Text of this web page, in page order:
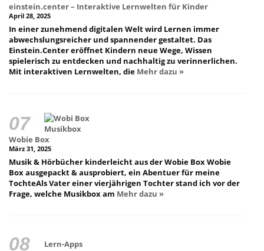
einstein.center – Interaktive Lernwelten für Kinder
April 28, 2025
In einer zunehmend digitalen Welt wird Lernen immer
abwechslungsreicher und spannender gestaltet. Das
Einstein.Center eröffnet Kindern neue Wege, Wissen
spielerisch zu entdecken und nachhaltig zu verinnerlichen.
Mit interaktiven Lernwelten, die Mehr dazu »
Wobie Box
März 31, 2025
Musik & Hörbücher kinderleicht aus der Wobie Box Wobie
Box ausgepackt & ausprobiert, ein Abentuer für meine
TochteAls Vater einer vierjährigen Tochter stand ich vor der
Frage, welche Musikbox am Mehr dazu »
Lern-Apps